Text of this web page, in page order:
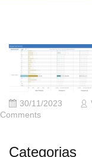
30/11/2023
Comments
Categorias